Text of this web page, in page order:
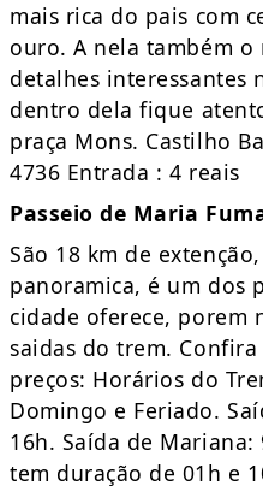
mais rica do pais com
ouro. A nela também o
detalhes interessantes
dentro dela fique
praça Mons. Castilho
4736 Entrada : 4 reais
Passeio de Maria
São 18 km de
panoramica, é um dos
cidade oferece, porem
saidas do trem.
preços: Horários do
Domingo e Feriado.
16h. Saída de Mariana:
tem duração de 01h e